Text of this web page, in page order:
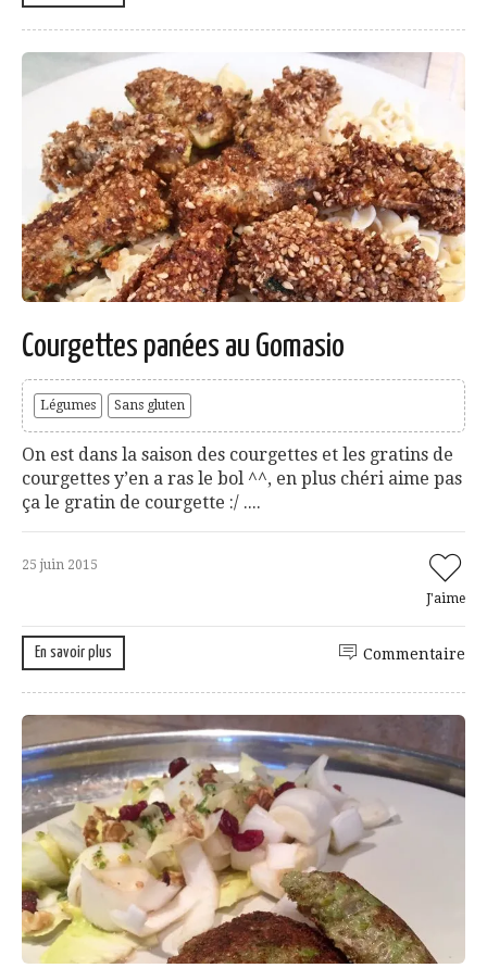
Courgettes panées au Gomasio
Légumes Sans gluten
On est dans la saison des courgettes et les gratins de
courgettes y’en a ras le bol ^^, en plus chéri aime pas
ça le gratin de courgette :/ ....
25 juin 2015
J'aime
En savoir plus Commentaire